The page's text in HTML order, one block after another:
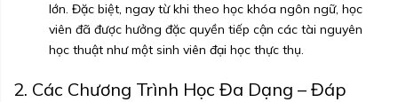
lớn. Đặc biệt, ngay từ khi theo học khóa ngôn ngữ, học
viên đã được hưởng đặc quyền tiếp cận các tài nguyên
học thuật như một sinh viên đại học thực thụ.
2. Các Chương Trình Học Đa Dạng – Đáp